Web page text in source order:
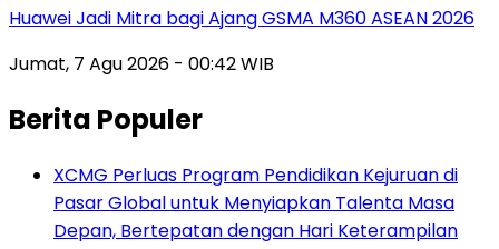
Huawei Jadi Mitra bagi Ajang GSMA M360 ASEAN 2026
Jumat, 7 Agu 2026 - 00:42 WIB
Berita Populer
XCMG Perluas Program Pendidikan Kejuruan di
Pasar Global untuk Menyiapkan Talenta Masa
Depan, Bertepatan dengan Hari Keterampilan